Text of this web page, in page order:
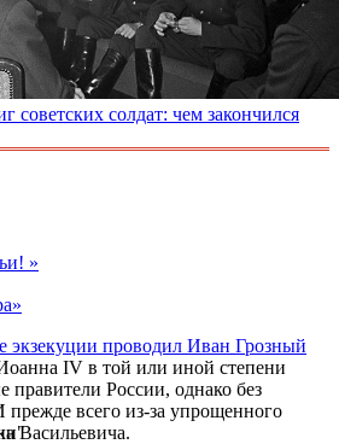
солдат: чем закончился
»
экзекуции проводил Иван Грозный
IV в той или иной степени
правители России, однако без
прежде всего из-за упрощенного
Васильевича.